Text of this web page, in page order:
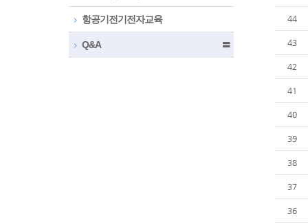
항공기전기전자교육
Q&A 〓
44
43
42
41
40
39
38
37
36